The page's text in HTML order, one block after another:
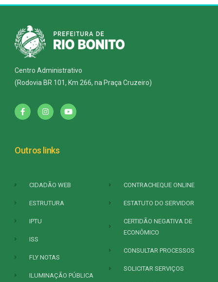
Centro Administrativo
(Rodovia BR 101, Km 266, na Praça Cruzeiro)
Outros links
CIDADÃO WEB
ESTRUTURA
IPTU
ISS
FLY NOTAS
ILUMINAÇÃO PÚBLICA
CONTRACHEQUE ONLINE
ESTATUTO DO SERVIDOR
CERTIDÃO NEGATIVA DE
ECONÔMICO
CONSULTAR PROCESSOS
SOLICITAR SERVIÇOS